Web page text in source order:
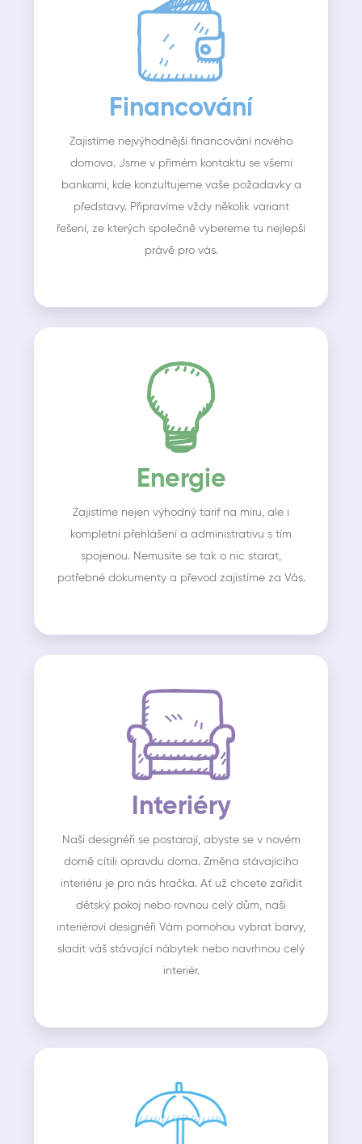
Financování
Zajistíme nejvýhodnější financování nového
domova. Jsme v přímém kontaktu se všemi
bankami, kde konzultujeme vaše požadavky a
představy. Připravíme vždy několik variant
řešení, ze kterých společně vybereme tu nejlepší
právě pro vás.
Energie
Zajistíme nejen výhodný tarif na míru, ale i
kompletní přehlášení a administrativu s tím
spojenou. Nemusíte se tak o nic starat,
potřebné dokumenty a převod zajistíme za Vás.
Interiéry
Naši designéři se postarají, abyste se v novém
domě cítili opravdu doma. Změna stávajícího
interiéru je pro nás hračka. Ať už chcete zařídit
dětský pokoj nebo rovnou celý dům, naši
interiéroví designéři Vám pomohou vybrat barvy,
sladit váš stávající nábytek nebo navrhnou celý
interiér.